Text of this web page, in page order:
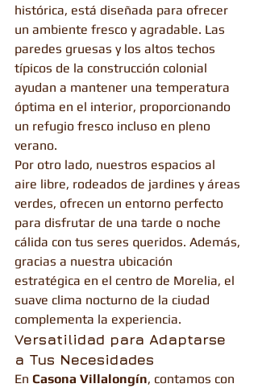
histórica, está diseñada para ofrecer
un ambiente fresco y agradable. Las
paredes gruesas y los altos techos
típicos de la construcción colonial
ayudan a mantener una temperatura
óptima en el interior, proporcionando
un refugio fresco incluso en pleno
verano.
Por otro lado, nuestros espacios al
aire libre, rodeados de jardines y áreas
verdes, ofrecen un entorno perfecto
para disfrutar de una tarde o noche
cálida con tus seres queridos. Además,
gracias a nuestra ubicación
estratégica en el centro de Morelia, el
suave clima nocturno de la ciudad
complementa la experiencia.
Versatilidad para Adaptarse
a Tus Necesidades
En Casona Villalongín, contamos con